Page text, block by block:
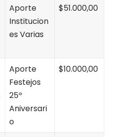
Aporte
Institucion
es Varias
$51.000,00
Aporte
Festejos
25º
Aniversari
o
$10.000,00